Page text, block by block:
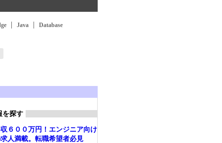
Java
Database
を探す
６００万円！エンジニア向け
人満載。転職希望者必見